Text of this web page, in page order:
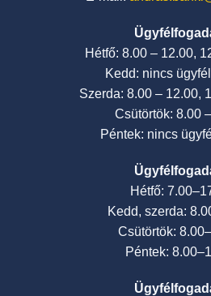
Hétfő: 8.00 – 12.00,
Kedd: nincs
Szerda: 8.00 – 12.00,
Csütörtök: 8.00
Péntek: nincs
Hétfő:
Kedd, szerda:
Csütörtök:
Péntek: